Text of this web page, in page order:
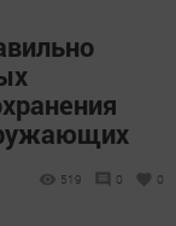
519 0 0